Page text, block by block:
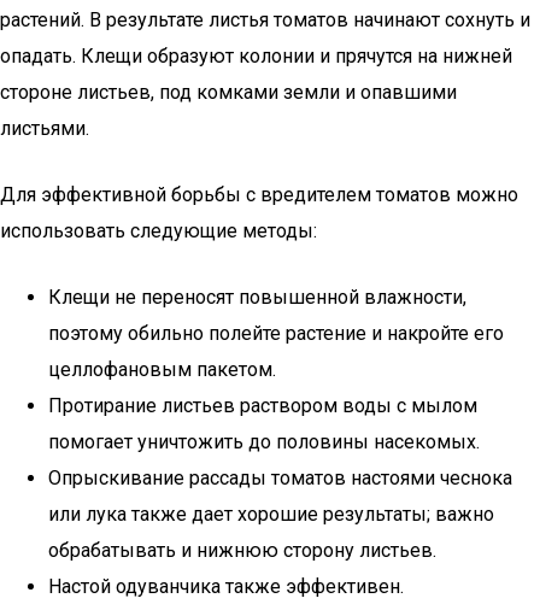
растений. В результате листья томатов начинают сохнуть и
опадать. Клещи образуют колонии и прячутся на нижней
стороне листьев, под комками земли и опавшими
листьями.
Для эффективной борьбы с вредителем томатов можно
использовать следующие методы:
Клещи не переносят повышенной влажности,
поэтому обильно полейте растение и накройте его
целлофановым пакетом.
Протирание листьев раствором воды с мылом
помогает уничтожить до половины насекомых.
Опрыскивание рассады томатов настоями чеснока
или лука также дает хорошие результаты; важно
обрабатывать и нижнюю сторону листьев.
Настой одуванчика также эффективен.